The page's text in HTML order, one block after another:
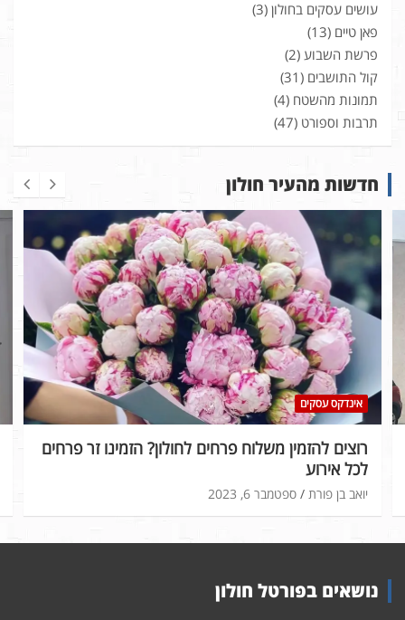
עושים עסקים בחולון (3)
פאן טיים (13)
פרשת השבוע (2)
קול התושבים (31)
תמונות מהשטח (4)
תרבות וספורט (47)
חדשות מהעיר חולון
אינדקס עסקים
רוצים להזמין משלוח פרחים לחולון? הזמינו זר פרחים
לכל אירוע
ספטמבר 6, 2023 יואב בן פורת
נושאים בפורטל חולון